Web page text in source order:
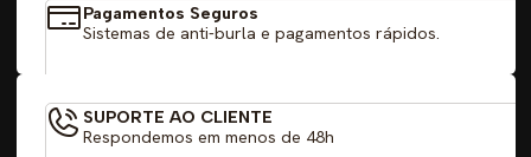
Pagamentos Seguros
Sistemas de anti-burla e pagamentos rápidos.
SUPORTE AO CLIENTE
Respondemos em menos de 48h